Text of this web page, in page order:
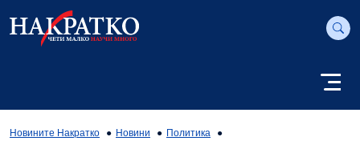
Новините Накратко Новини
Политика